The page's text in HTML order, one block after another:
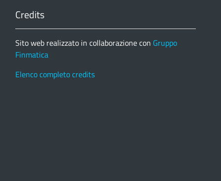
Credits
Sito web realizzato in collaborazione con Gruppo
Finmatica
Elenco completo credits